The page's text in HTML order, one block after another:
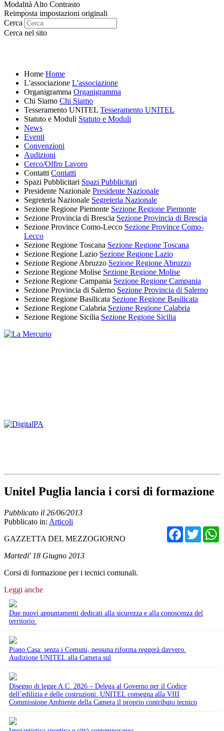
Modalità Alto Contrasto
Reimposta impostazioni originali
Cerca
Cerca nel sito
Home Home
L'associazione L'associazione
Organigramma Organigramma
Chi Siamo Chi Siamo
Tesseramento UNITEL Tesseramento UNITEL
Statuto e Moduli Statuto e Moduli
News
Eventi
Convenzioni
Audizioni
Cerco/Offro Lavoro
Contatti Contatti
Spazi Pubblicitari Spazi Pubblicitari
Presidente Nazionale Presidente Nazionale
Segreteria Nazionale Segreteria Nazionale
Sezione Regione Piemonte Sezione Regione Piemonte
Sezione Provincia di Brescia Sezione Provincia di Brescia
Sezione Province Como-Lecco Sezione Province Como-
Lecco
Sezione Regione Toscana Sezione Regione Toscana
Sezione Regione Lazio Sezione Regione Lazio
Sezione Regione Abruzzo Sezione Regione Abruzzo
Sezione Regione Molise Sezione Regione Molise
Sezione Regione Campania Sezione Regione Campania
Sezione Provincia di Salerno Sezione Provincia di Salerno
Sezione Regione Basilicata Sezione Regione Basilicata
Sezione Regione Calabria Sezione Regione Calabria
Sezione Regione Sicilia Sezione Regione Sicilia
Unitel Puglia lancia i corsi di formazione
Pubblicato il 26/06/2013
Pubblicato in: Articoli
GAZZETTA DEL MEZZOGIORNO
Martedi' 18 Giugno 2013
Corsi di formazione per i tecnici comunali.
Leggi anche
Due nuovi appuntamenti dedicati alla sicurezza e alla conoscenza del
territorio.
Piano Casa: senza i Comuni, nessuna riforma reggerà davvero.
Audizione UNITEL alla Camera sul
Disegno di legge A.C. 2826 – Delega al Governo per il Codice
dell’edilizia e delle costruzioni. UNITEL consegna alla VIII
Commissione Ambiente della Camera il proprio contributo tecnico